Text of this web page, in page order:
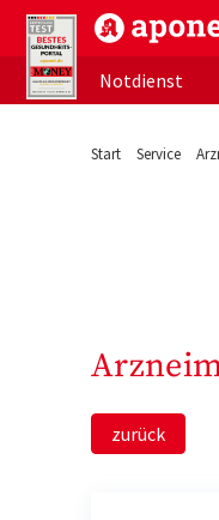
aponet.de -
Notdienst
Start Service
zurück